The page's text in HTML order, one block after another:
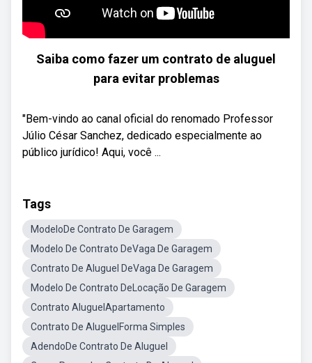
Saiba como fazer um contrato de aluguel
para evitar problemas
"Bem-vindo ao canal oficial do renomado Professor
Júlio César Sanchez, dedicado especialmente ao
público jurídico! Aqui, você ...
Tags
ModeloDe Contrato De Garagem
Modelo De Contrato DeVaga De Garagem
Contrato De Aluguel DeVaga De Garagem
Modelo De Contrato DeLocação De Garagem
Contrato AluguelApartamento
Contrato De AluguelForma Simples
AdendoDe Contrato De Aluguel